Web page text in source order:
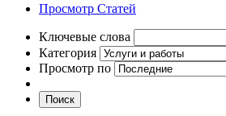
Просмотр Статей
Ключевые слова
Категория
Просмотр по
Поиск